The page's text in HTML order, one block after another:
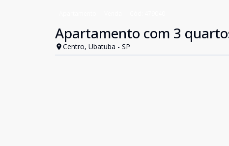
Apartamento com 3
Centro, Ubatuba - SP